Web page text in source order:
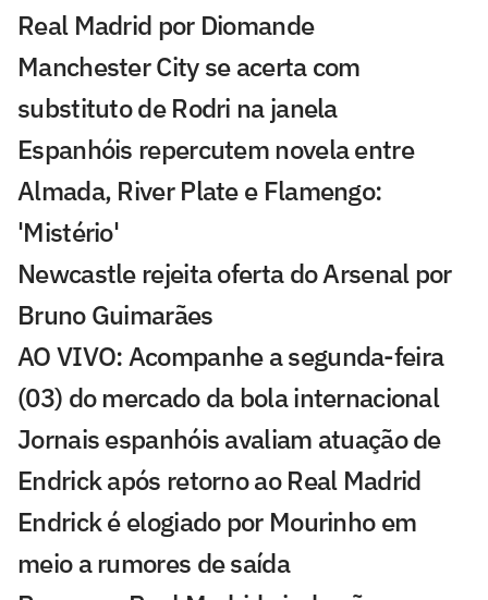
Real Madrid por Diomande
Manchester City se acerta com
substituto de Rodri na janela
Espanhóis repercutem novela entre
Almada, River Plate e Flamengo:
'Mistério'
Newcastle rejeita oferta do Arsenal por
Bruno Guimarães
AO VIVO: Acompanhe a segunda-feira
(03) do mercado da bola internacional
Jornais espanhóis avaliam atuação de
Endrick após retorno ao Real Madrid
Endrick é elogiado por Mourinho em
meio a rumores de saída